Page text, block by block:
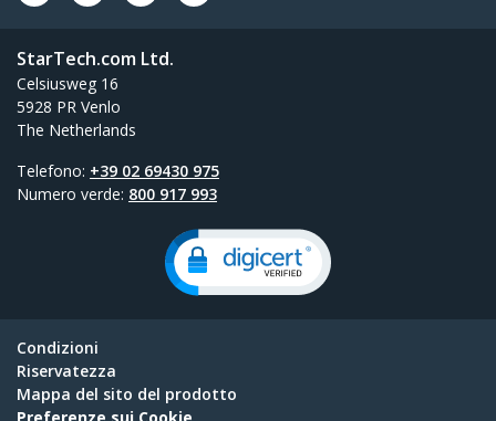
StarTech.com Ltd.
Celsiusweg 16
5928 PR Venlo
The Netherlands
Telefono: +39 02 69430 975
Numero verde: 800 917 993
Condizioni
Riservatezza
Mappa del sito del prodotto